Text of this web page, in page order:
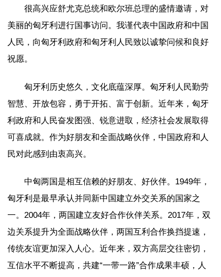
很高兴应舒尤克总统和欧尔班总理的盛情邀请，对
美丽的匈牙利进行国事访问。我谨代表中国政府和中国
人民，向匈牙利政府和匈牙利人民致以诚挚问候和良好
祝愿。
匈牙利历史悠久，文化底蕴深厚。匈牙利人民勤劳
智慧、开放包容，勇于开拓、富于创新。近年来，匈牙
利政府和人民奋发图强、锐意进取，经济社会发展取得
可喜成就。作为好朋友和全面战略伙伴，中国政府和人
民对此感到由衷高兴。
中匈两国是相互信赖的好朋友、好伙伴。1949年，
匈牙利是最早承认并同新中国建立外交关系的国家之
一。2004年，两国建立友好合作伙伴关系。2017年，双
边关系提升为全面战略伙伴，两国互利合作换挡提速，
传统友谊更加深入人心。近年来，双方高层交往密切，
互信水平不断提高，共建“一带一路”合作成果丰硕，人